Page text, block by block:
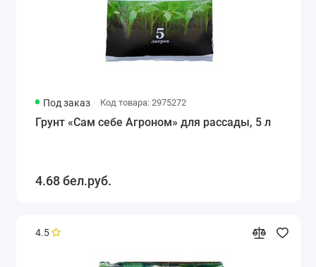
Под заказ Код товара: 2975272
Грунт «Сам себе Агроном» для рассады, 5 л
4.68 бел.руб.
4.5